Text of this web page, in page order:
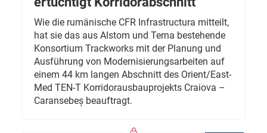
Wie die rumänische CFR Infrastructura mitteilt,
hat sie das aus Alstom und Terna bestehende
Konsortium Trackworks mit der Planung und
Ausführung von Modernisierungsarbeiten auf
einem 44 km langen Abschnitt des Orient/East-
Med TEN-T Korridorausbauprojekts Craiova –
Caransebeș beauftragt.